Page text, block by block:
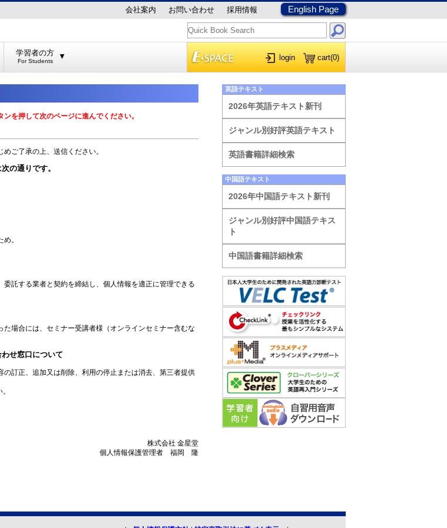
English Page
会社案内 お問い合わせ 採用情報
学習者の方 ▼ login cart(0)
を押して次のページに進んでください。
ご了承の上、送信ください。
の通りです。
。
託する業者と契約を締結し、個人情報を適正に管理できる
場合には、セミナー受講者様（オンラインセミナー含むな
せ窓口について
訂正、追加又は削除、利用の停止または消去、第三者提供
株式会社 金星堂
個人情報保護管理者 福岡 隆
英語テキスト
2026年英語テキスト新刊
ジャンル別好評英語テキスト
英語書籍詳細検索
中国語テキスト
2026年中国語テキスト新刊
ジャンル別好評中国語テキス
ト
中国語書籍詳細検索